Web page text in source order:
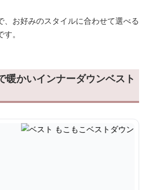
、お好みのスタイルに合わせて選べる
。
暖かいインナーダウンベスト